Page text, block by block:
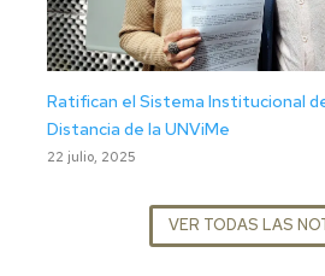
Ratifican el Sistema Institucional
Distancia de la UNViMe
22 julio, 2025
VER TODAS LAS